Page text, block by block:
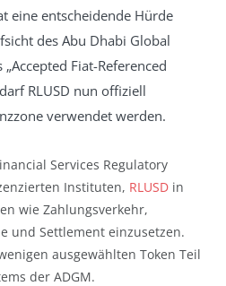
eine entscheidende Hürde
des Abu Dhabi Global
Fiat-Referenced
RLUSD nun offiziell
verwendet werden.
Services Regulatory
Instituten, RLUSD in
wie Zahlungsverkehr,
und Settlement einzusetzen.
ausgewählten Token Teil
der ADGM.